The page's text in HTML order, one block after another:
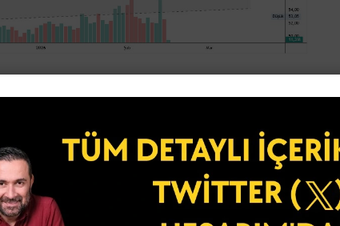
alamayız, ancak %5 aşağıdan, %5 yukarıdan
uzak durmak, kafayı karıştırmamak,
günlük-haftalık kapanışlarla bir strateji çizmekti.